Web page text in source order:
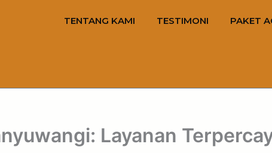
TENTANG KAMI TESTIMONI PAKET
Layanan